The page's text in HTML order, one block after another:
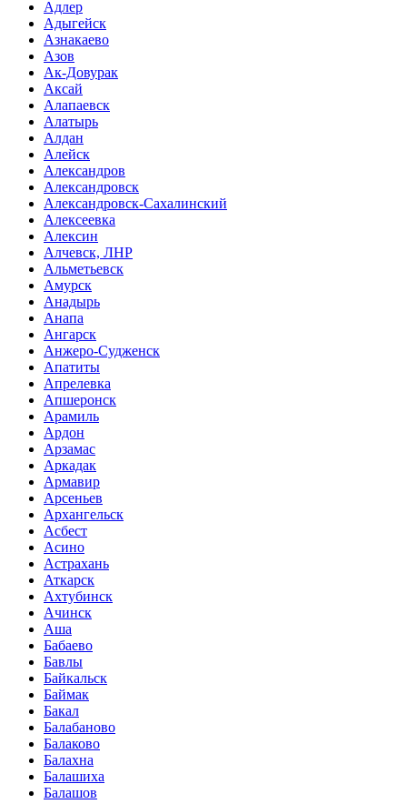
Адлер
Адыгейск
Азнакаево
Азов
Ак-Довурак
Аксай
Алапаевск
Алатырь
Алдан
Алейск
Александров
Александровск
Александровск-Сахалинский
Алексеевка
Алексин
Алчевск, ЛНР
Альметьевск
Амурск
Анадырь
Анапа
Ангарск
Анжеро-Судженск
Апатиты
Апрелевка
Апшеронск
Арамиль
Ардон
Арзамас
Аркадак
Армавир
Арсеньев
Архангельск
Асбест
Асино
Астрахань
Аткарск
Ахтубинск
Ачинск
Аша
Бабаево
Бавлы
Байкальск
Баймак
Бакал
Балабаново
Балаково
Балахна
Балашиха
Балашов